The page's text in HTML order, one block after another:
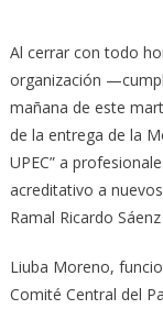
Al cerrar con todo
organización
mañana de este
de la entrega de la
UPEC” a
acreditativo a
Ramal Ricardo
Liuba Moreno,
Comité Central del